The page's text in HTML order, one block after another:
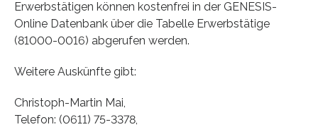
Erwerbstätigen können kostenfrei in der GENESIS-
Online Datenbank über die Tabelle Erwerbstätige
(81000-0016) abgerufen werden.
Weitere Auskünfte gibt:
Christoph-Martin Mai,
Telefon: (0611) 75-3378,